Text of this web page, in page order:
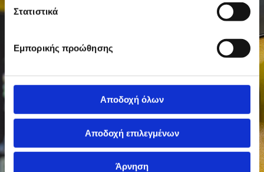
Στατιστικά
Εμπορικής προώθησης
Αποδοχή όλων
Αποδοχή επιλεγμένων
Άρνηση